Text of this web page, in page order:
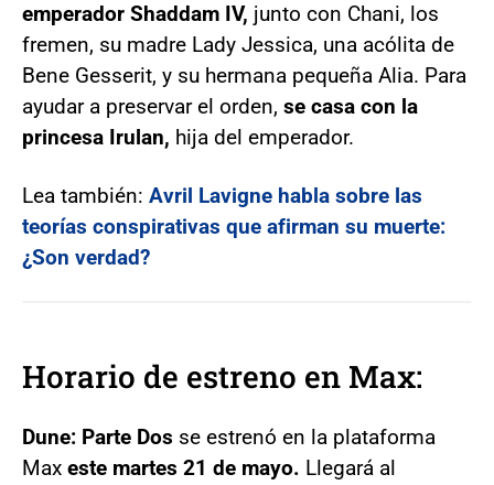
emperador Shaddam IV, junto con Chani, los
fremen, su madre Lady Jessica, una acólita de
Bene Gesserit, y su hermana pequeña Alia. Para
ayudar a preservar el orden, se casa con la
princesa Irulan, hija del emperador.
Lea también: Avril Lavigne habla sobre las
teorías conspirativas que afirman su muerte:
¿Son verdad?
Horario de estreno en Max:
Dune: Parte Dos se estrenó en la plataforma
Max este martes 21 de mayo. Llegará al